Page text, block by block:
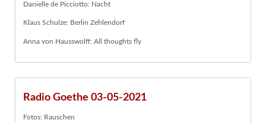
Danielle de Picciotto: Nacht
Klaus Schulze: Berlin Zehlendorf
Anna von Hausswolff: All thoughts fly
Radio Goethe 03-05-2021
Fotos: Rauschen